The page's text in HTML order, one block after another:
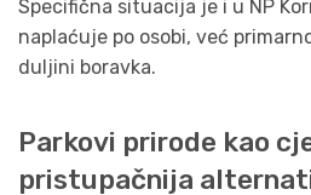
Specifična situacija je i u NP
naplaćuje po osobi, već
duljini boravka.
Parkovi prirode kao
pristupačnija